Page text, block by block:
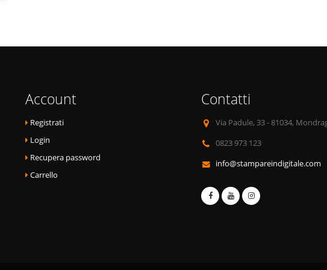
Account
Registrati
Login
Recupera password
Carrello
Contatti
Via Padule, 33 - 81034,
0823 973 123
info@stampareindigitale.com